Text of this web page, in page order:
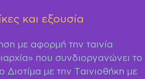
και εξουσία
με αφορμή την ταινία
που συνδιοργανώνει το
Διοτίμα με την Ταινιοθήκη με